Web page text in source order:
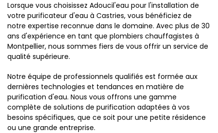
Lorsque vous choisissez Adoucil'eau pour l'installation de
votre purificateur d'eau à Castries, vous bénéficiez de
notre expertise reconnue dans le domaine. Avec plus de 30
ans d'expérience en tant que plombiers chauffagistes à
Montpellier, nous sommes fiers de vous offrir un service de
qualité supérieure.
Notre équipe de professionnels qualifiés est formée aux
dernières technologies et tendances en matière de
purification d'eau. Nous vous offrons une gamme
complète de solutions de purification adaptées à vos
besoins spécifiques, que ce soit pour une petite résidence
ou une grande entreprise.